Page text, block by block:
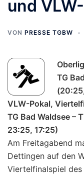
und
VON PRESSE TGBW
TG
VLW-Pokal,
TG Bad Waldsee –
23:25, 17:25)
Am Freitagabend
Dettingen auf den
Viertelfinalspiel des